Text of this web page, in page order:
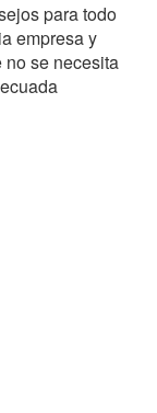
para todo
empresa y
no se necesita